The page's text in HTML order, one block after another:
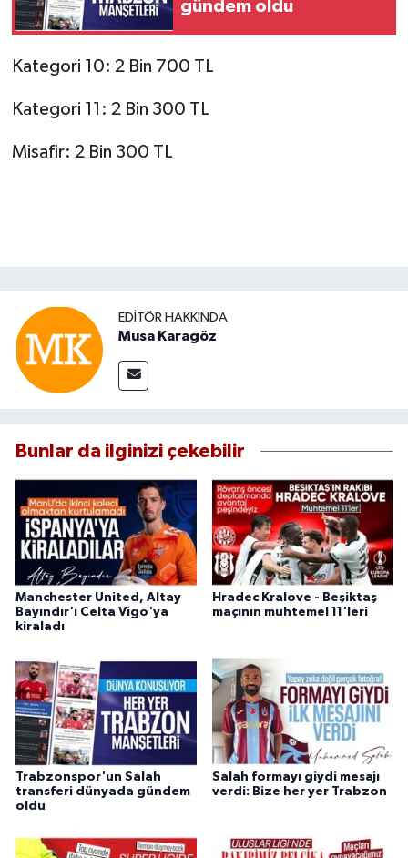
gündem oldu
Kategori 10: 2 Bin 700 TL
Kategori 11: 2 Bin 300 TL
Misafir: 2 Bin 300 TL
EDITÖR HAKKINDA
Musa Karagöz
Bunlar da ilginizi çekebilir
Manchester United, Altay
Bayındır'ı Celta Vigo'ya
kiraladı
Hradec Kralove - Beşiktaş
maçının muhtemel 11'leri
Trabzonspor'un Salah
transferi dünyada gündem
oldu
Salah formayı giydi mesajı
verdi: Bize her yer Trabzon